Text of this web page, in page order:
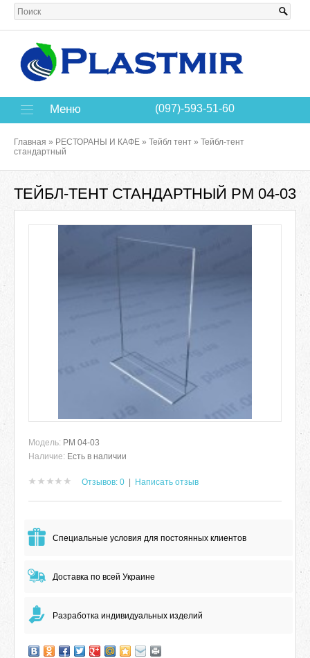
Меню (097)-593-51-60
Главная » РЕСТОРАНЫ И КАФЕ » Тейбл тент » Тейбл-тент
стандартный
ТЕЙБЛ-ТЕНТ СТАНДАРТНЫЙ РМ 04-03
Модель: РМ 04-03
Наличие: Есть в наличии
Отзывов: 0 Написать отзыв
Специальные условия для постоянных клиентов
Доставка по всей Украине
Разработка индивидуальных изделий